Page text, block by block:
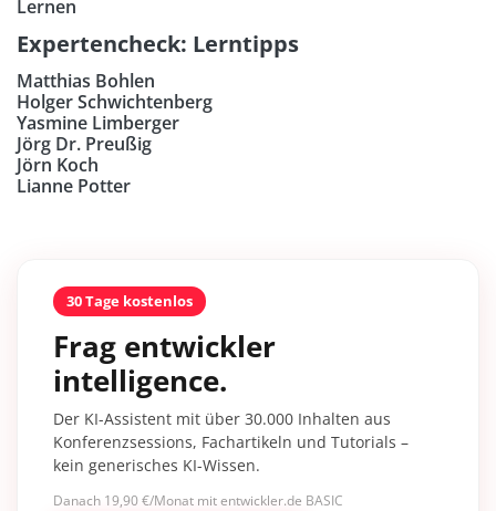
Lernen
Expertencheck: Lerntipps
Matthias Bohlen
Holger Schwichtenberg
Yasmine Limberger
Jörg Dr. Preußig
Jörn Koch
Lianne Potter
30 Tage kostenlos
Frag entwickler
intelligence.
Der KI-Assistent mit über 30.000 Inhalten aus
Konferenzsessions, Fachartikeln und Tutorials –
kein generisches KI-Wissen.
Danach 19,90 €/Monat mit entwickler.de BASIC